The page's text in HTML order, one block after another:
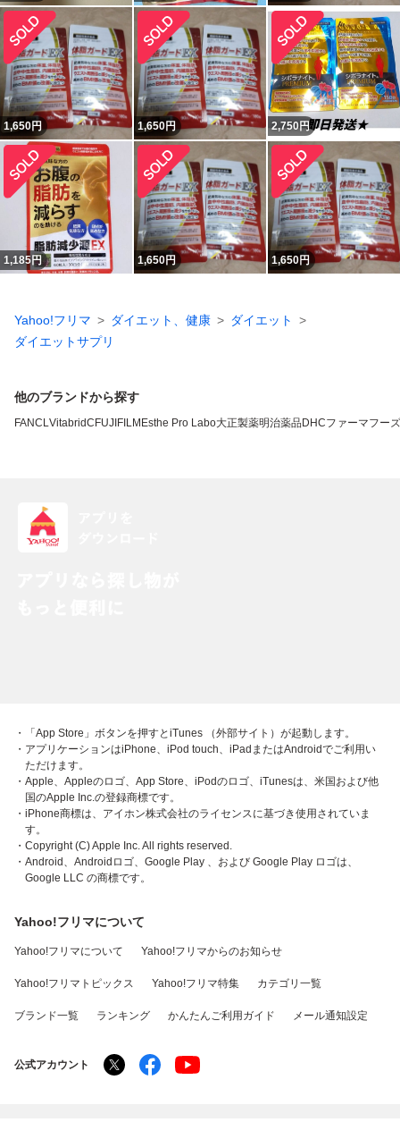
1,650円 1,650円 2,750円
1,185円 1,650円 1,650円
Yahoo!フリマ ダイエット、健康
ダイエット
ダイエットサプリ
他のブランドから探す
FANCLVitabridC FUJIFILM Esthe Pro Labo大正製薬明治薬品DHCファーマフーズ
・「App Store」ボタンを押すとiTunes （外部サイト）が起動します。
・アプリケーションはiPhone、iPod touch、iPadまたはAndroidでご利用い
ただけます。
・Apple、Appleのロゴ、App Store、iPodのロゴ、iTunesは、米国および他
国のApple Inc.の登録商標です。
・iPhone商標は、アイホン株式会社のライセンスに基づき使用されていま
す。
・Copyright (C) Apple Inc. All rights reserved.
・Android、Androidロゴ、Google Play 、および Google Play ロゴは、
Google LLC の商標です。
Yahoo!フリマについて
Yahoo!フリマについて Yahoo!フリマからのお知らせ
Yahoo!フリマトピックス Yahoo!フリマ特集 カテゴリ一覧
ブランド一覧 ランキング かんたんご利用ガイド メール通知設定
公式アカウント